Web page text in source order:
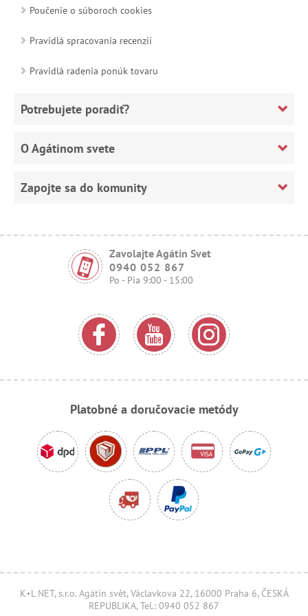
Poučenie o súboroch cookies
Pravidlá spracovania recenzií
Pravidlá radenia ponúk tovaru
Potrebujete poradiť?
O Agátinom svete
Zapojte sa do komunity
Zavolajte Agátin Svet
0940 052 867
Po - Pia 9:00 - 15:00
Platobné a doručovacie metódy
K+L NET, s.r.o. Agátin svět, Václavkova 22, 16000 Praha 6, ČESKÁ
REPUBLIKA, Tel.: 0940 052 867